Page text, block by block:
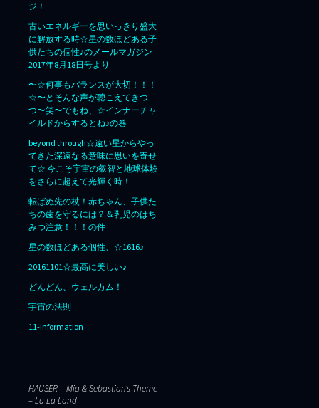
ジ！
古いエネルギーを思いっきり盛大
に解放する時☆星の数ほどある子
供たちの個性♪のメールマガジン
2017年8月18日号より
〜☆何事もバランスが大切！！！
☆〜とそんな声が聴こえてきつ
つ〜笑〜でもね、☆インナーチャ
イルドからするとね♪の巻
beyond through☆遠い星からやっ
てきた深遠なる意味に思いを寄せ
て☆ 今こそ宇宙の叡智と地球体験
をさらに超えて光輝く時！
転ばぬ先の杖！赤ちゃん、子供た
ちの歯を守るには？＆乳児のはち
みつ注意！！！の件
星の数ほどある個性、☆1616♪
20161101☆最高に美しい♪
どんどん、ウェルカム！
宇宙の法則
11-information
HAUSER – Mia & Sebastian’s Theme
– La La Land